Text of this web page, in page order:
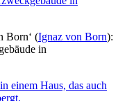
Born‘ (Ignaz von Born):
in